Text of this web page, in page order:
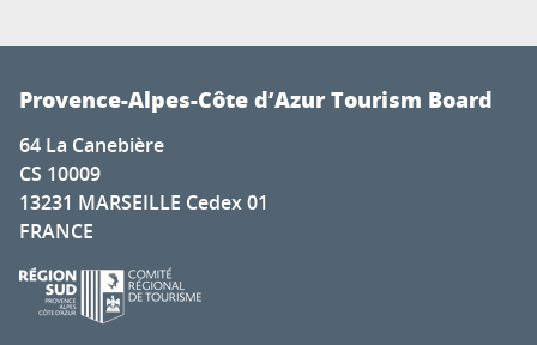
Provence-Alpes-Côte d’Azur Tourism Board
64 La Canebière
CS 10009
13231 MARSEILLE Cedex 01
FRANCE